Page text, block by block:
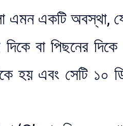
একটি অবস্থা,
বা পিছনের
হয় এবং সেটি ১০